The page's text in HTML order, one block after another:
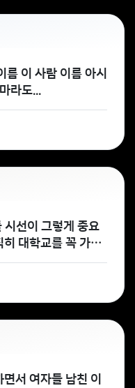
름 이 사람 이름 아시
라도...
시선이 그렇게 중요
대학교를 꼭 가야
생각되는 이유가
서 여자들 남친 이